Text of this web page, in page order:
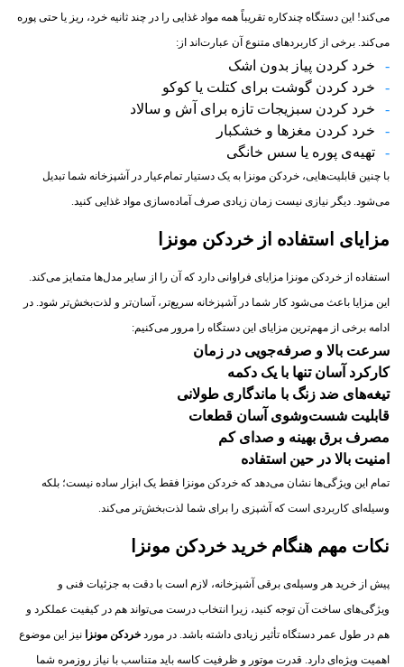
می‌کند! این دستگاه چندکاره تقریباً همه مواد غذایی را در چند ثانیه خرد، ریز یا حتی پوره
می‌کند. برخی از کاربردهای متنوع آن عبارت‌اند از:
خرد کردن پیاز بدون اشک
خرد کردن گوشت برای کتلت یا کوکو
خرد کردن سبزیجات تازه برای آش و سالاد
خرد کردن مغزها و خشکبار
تهیه‌ی پوره یا سس خانگی
با چنین قابلیت‌هایی، خردکن مونزا به یک دستیار تمام‌عیار در آشپزخانه شما تبدیل
می‌شود. دیگر نیازی نیست زمان زیادی صرف آماده‌سازی مواد غذایی کنید.
مزایای استفاده از خردکن مونزا
استفاده از خردکن مونزا مزایای فراوانی دارد که آن را از سایر مدل‌ها متمایز می‌کند.
این مزایا باعث می‌شود کار شما در آشپزخانه سریع‌تر، آسان‌تر و لذت‌بخش‌تر شود. در
ادامه برخی از مهم‌ترین مزایای این دستگاه را مرور می‌کنیم:
سرعت بالا و صرفه‌جویی در زمان
کارکرد آسان تنها با یک دکمه
تیغه‌های ضد زنگ با ماندگاری طولانی
قابلیت شست‌وشوی آسان قطعات
مصرف برق بهینه و صدای کم
امنیت بالا در حین استفاده
تمام این ویژگی‌ها نشان می‌دهد که خردکن مونزا فقط یک ابزار ساده نیست؛ بلکه
وسیله‌ای کاربردی است که آشپزی را برای شما لذت‌بخش‌تر می‌کند.
نکات مهم هنگام خرید خردکن مونزا
پیش از خرید هر وسیله‌ی برقی آشپزخانه، لازم است با دقت به جزئیات فنی و
ویژگی‌های ساخت آن توجه کنید، زیرا انتخاب درست می‌تواند هم در کیفیت عملکرد و
هم در طول عمر دستگاه تأثیر زیادی داشته باشد. در مورد خردکن مونزا
نیز این موضوع
اهمیت ویژه‌ای دارد. قدرت موتور و ظرفیت کاسه باید متناسب با نیاز روزمره شما